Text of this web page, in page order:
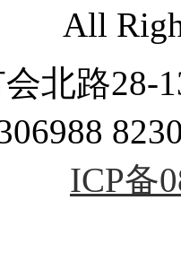
All
北路28-
ICP备